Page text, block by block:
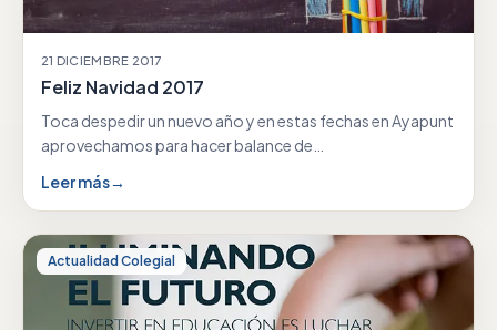
21 DICIEMBRE 2017
Feliz Navidad 2017
Toca despedir un nuevo año y en estas fechas en Ayapunt
aprovechamos para hacer balance de…
Leer más→
Actualidad Colegial